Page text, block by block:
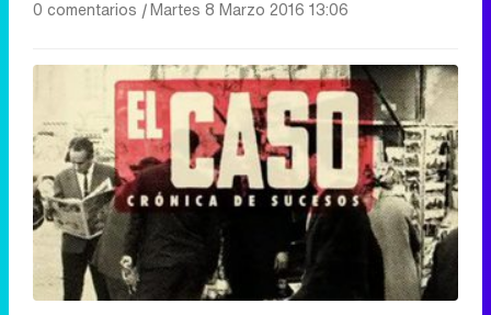
0 comentarios |Martes 8 Marzo 2016 13:06